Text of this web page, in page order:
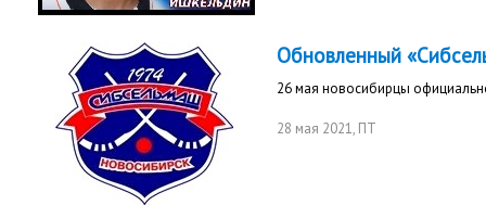
Обновленный
26 мая новосибирцы
28 мая 2021, ПТ